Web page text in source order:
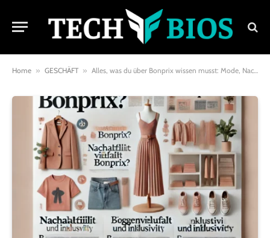
Home » GESCHÄFT » Alles, was du über Bonprix wissen musst: Mode, Nachhaltigkeit und mehr